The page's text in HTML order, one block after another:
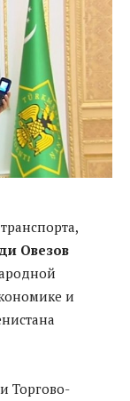
Овезов
и
Торгово-